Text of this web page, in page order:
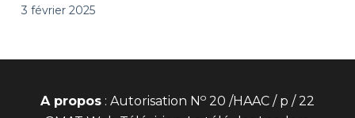
3 février 2025
A propos: Autorisation No20 /HAAC / p / 22